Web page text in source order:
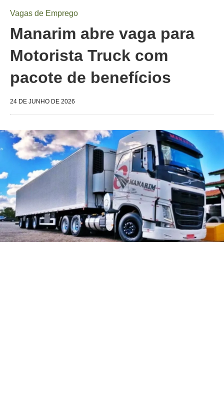
Vagas de Emprego
Manarim abre vaga para
Motorista Truck com
pacote de benefícios
24 DE JUNHO DE 2026